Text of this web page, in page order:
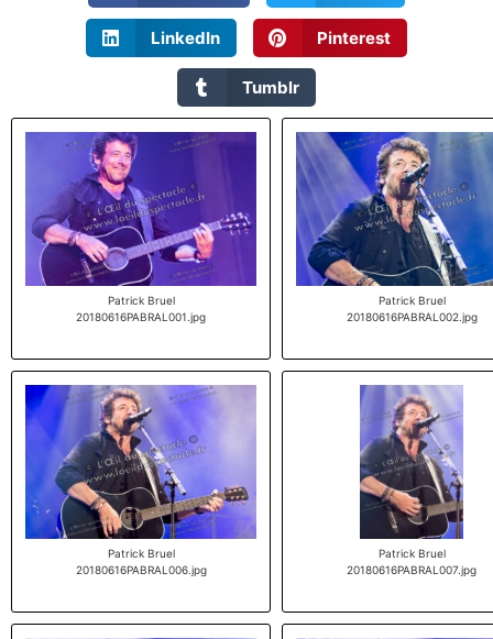
LinkedIn Pinterest
Tumblr
Patrick Bruel
20180616PABRAL001.jpg
Patrick Bruel
20180616PABRAL002.jpg
Patrick Bruel
20180616PABRAL006.jpg
Patrick Bruel
20180616PABRAL007.jpg